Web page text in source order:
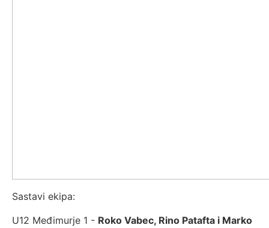
Sastavi ekipa:
U12 Međimurje 1 - Roko Vabec, Rino Patafta i Marko